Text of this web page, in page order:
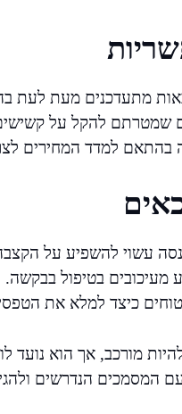
מתעדכנים מעת
שמטרתם להקל על
בהתאם למדד המחירים
עשוי להשפיע על
מעיכובים בטיפול בבקשה.
כיצד למלא את
מורכב, אך הוא נועד
המסמכים הנדרשים